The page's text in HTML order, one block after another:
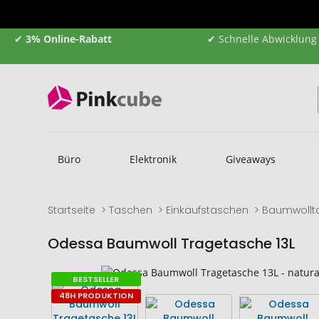
✔ 3% Online-Rabatt ✔ Schnelle Abwicklung
Büro Elektronik Giveaways
Startseite Taschen Einkaufstaschen
Odessa Baumwoll Tragetasche 13L
Zum
Ende
der
Bildgalerie
Zum
Anfang
der
Bildgalerie
BESTSELLER
48H PRODUKTION